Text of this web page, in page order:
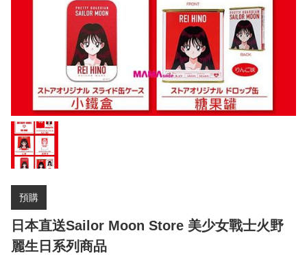
預購
日本直送Sailor Moon Store 美少女戰士火野
麗生日系列商品